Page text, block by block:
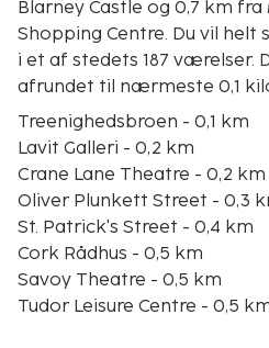
Blarney Castle og 0,7 km fra
Shopping Centre. Du vil
i et af stedets 187 værelser.
afrundet til nærmeste 0,1
Treenighedsbroen - 0,1 km
Lavit Galleri - 0,2 km
Crane Lane Theatre - 0,2 km
Oliver Plunkett Street - 0,3
St. Patrick's Street - 0,4 km
Cork Rådhus - 0,5 km
Savoy Theatre - 0,5 km
Tudor Leisure Centre - 0,5